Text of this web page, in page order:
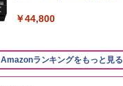
￥44,800
Amazonランキングをもっと見る